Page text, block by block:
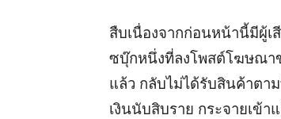
สืบเนื่องจากก่อนหน้านี้มีผู้เ
ซบุ๊กหนึ่งที่ลงโพสต์โฆษณา
แล้ว กลับไม่ได้รับสินค้าตา
เงินนับสิบราย กระจายเข้